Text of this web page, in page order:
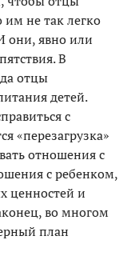
не так легко
они, явно или
В
отцы
детей.
с
«перезагрузка»
отношения с
с ребенком,
ценностей и
во многом
план